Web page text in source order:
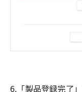
6.「製品登録完了